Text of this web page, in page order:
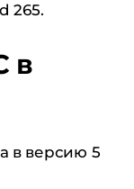
265.
в
в версию 5